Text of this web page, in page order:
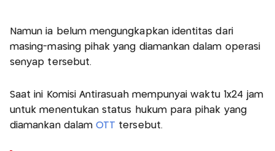
Namun ia belum mengungkapkan identitas dari
masing-masing pihak yang diamankan dalam operasi
senyap tersebut.
Saat ini Komisi Antirasuah mempunyai waktu 1x24 jam
untuk menentukan status hukum para pihak yang
diamankan dalamOTT tersebut.